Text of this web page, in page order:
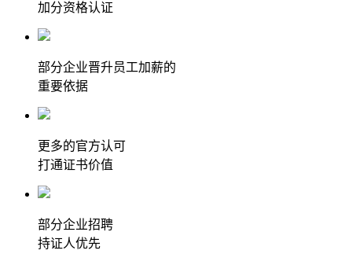
加分资格认证
部分企业晋升员工加薪的
重要依据
更多的官方认可
打通证书价值
部分企业招聘
持证人优先